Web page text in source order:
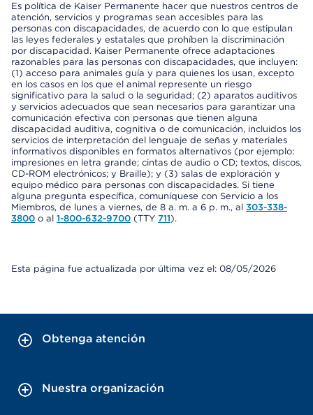
Es política de Kaiser Permanente hacer que nuestros centros de
atención, servicios y programas sean accesibles para las
personas con discapacidades, de acuerdo con lo que estipulan
las leyes federales y estatales que prohíben la discriminación
por discapacidad. Kaiser Permanente ofrece adaptaciones
razonables para las personas con discapacidades, que incluyen:
(1) acceso para animales guía y para quienes los usan, excepto
en los casos en los que el animal represente un riesgo
significativo para la salud o la seguridad; (2) aparatos auditivos
y servicios adecuados que sean necesarios para garantizar una
comunicación efectiva con personas que tienen alguna
discapacidad auditiva, cognitiva o de comunicación, incluidos los
servicios de interpretación del lenguaje de señas y materiales
informativos disponibles en formatos alternativos (por ejemplo:
impresiones en letra grande; cintas de audio o CD; textos, discos,
CD-ROM electrónicos; y Braille); y (3) salas de exploración y
equipo médico para personas con discapacidades. Si tiene
alguna pregunta específica, comuníquese con Servicio a los
Miembros, de lunes a viernes, de 8 a. m. a 6 p. m., al 303-338-
3800 o al 1-800-632-9700 (TTY 711).
Esta página fue actualizada por última vez el: 08/05/2026
Obtenga atención
Nuestra organización